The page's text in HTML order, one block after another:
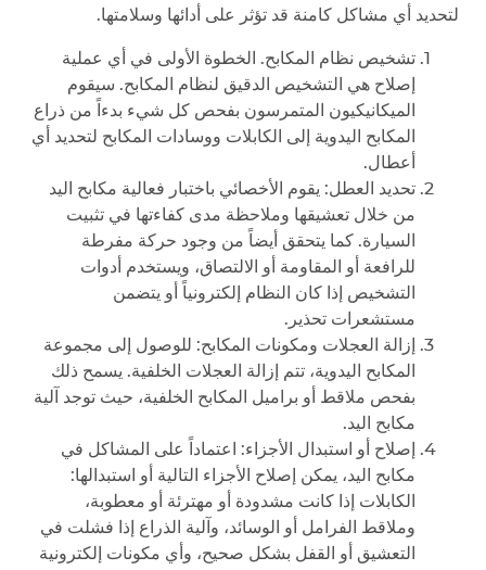
لتحديد أي مشاكل كامنة قد تؤثر على أدائها وسلامتها.
تشخيص نظام المكابح. الخطوة الأولى في أي عملية
إصلاح هي التشخيص الدقيق لنظام المكابح. سيقوم
الميكانيكيون المتمرسون بفحص كل شيء بدءاً من ذراع
المكابح اليدوية إلى الكابلات ووسادات المكابح لتحديد أي
أعطال.
تحديد العطل: يقوم الأخصائي باختبار فعالية مكابح اليد
من خلال تعشيقها وملاحظة مدى كفاءتها في تثبيت
السيارة. كما يتحقق أيضاً من وجود حركة مفرطة
للرافعة أو المقاومة أو الالتصاق، ويستخدم أدوات
التشخيص إذا كان النظام إلكترونياً أو يتضمن
مستشعرات تحذير.
إزالة العجلات ومكونات المكابح: للوصول إلى مجموعة
المكابح اليدوية، تتم إزالة العجلات الخلفية. يسمح ذلك
بفحص ملاقط أو براميل المكابح الخلفية، حيث توجد آلية
مكابح اليد.
إصلاح أو استبدال الأجزاء: اعتماداً على المشاكل في
مكابح اليد، يمكن إصلاح الأجزاء التالية أو استبدالها:
الكابلات إذا كانت مشدودة أو مهترئة أو معطوبة،
وملاقط الفرامل أو الوسائد، وآلية الذراع إذا فشلت في
التعشيق أو القفل بشكل صحيح، وأي مكونات إلكترونية